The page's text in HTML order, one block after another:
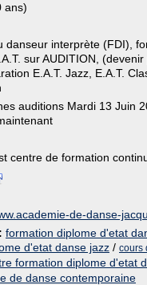
ans)
danseur interprète (FDI),
sur AUDITION,
E.A.T. Jazz, E.A.T.
Mardi 13 Juin
centre de formation
de-danse-
formation diplome d'etat
d'etat danse jazz / cours
formation diplome d'etat
de danse contemporaine